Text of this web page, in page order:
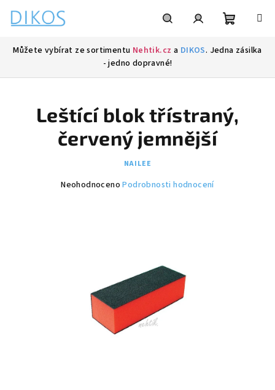
obsah
Můžete vybírat ze sortimentu Nehtik.cz a DIKOS. Jedna zásilka
- jedno dopravné!
Leštící blok třístraný,
červený jemnější
NAILEE
Průměrné
Neohodnoceno Podrobnosti hodnocení